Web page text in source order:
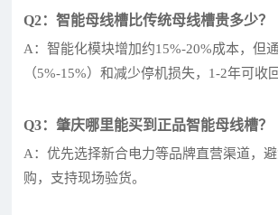
Q2：智能母线槽比传统母线槽贵多少？
A：智能化模块增加约15%-20%成本，但
（5%-15%）和减少停机损失，1-2年可收
Q3：肇庆哪里能买到正品智能母线槽？
A：优先选择新合电力等品牌直营渠道，
购，支持现场验货。